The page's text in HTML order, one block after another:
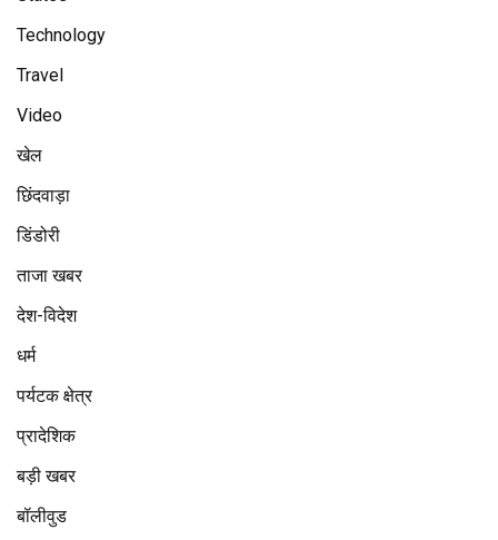
Technology
Travel
Video
खेल
छिंदवाड़ा
डिंडोरी
ताजा खबर
देश-विदेश
धर्म
पर्यटक क्षेत्र
प्रादेशिक
बड़ी खबर
बॉलीवुड